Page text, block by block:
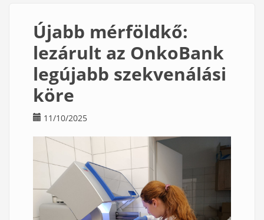
Újabb mérföldkő:
lezárult az OnkoBank
legújabb szekvenálási
köre
11/10/2025